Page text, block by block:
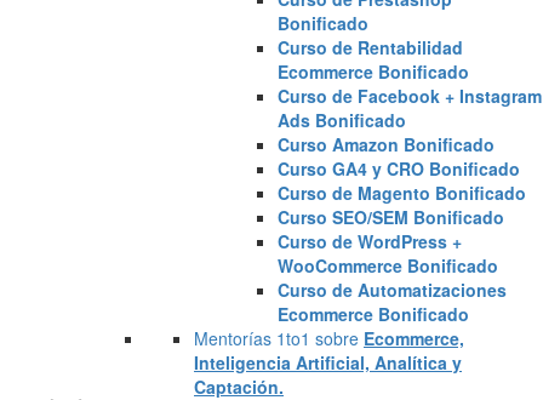
Bonificado
Curso de Rentabilidad
Ecommerce Bonificado
Curso de Facebook + Instagram
Ads Bonificado
Curso Amazon Bonificado
Curso GA4 y CRO Bonificado
Curso de Magento Bonificado
Curso SEO/SEM Bonificado
Curso de WordPress +
WooCommerce Bonificado
Curso de Automatizaciones
Ecommerce Bonificado
Mentorías 1to1 sobre Ecommerce,
Inteligencia Artificial, Analítica y
Captación.